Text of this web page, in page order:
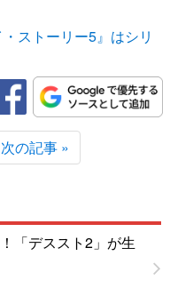
ストーリー5』はシリ
次の記事 »
「デススト2」が生